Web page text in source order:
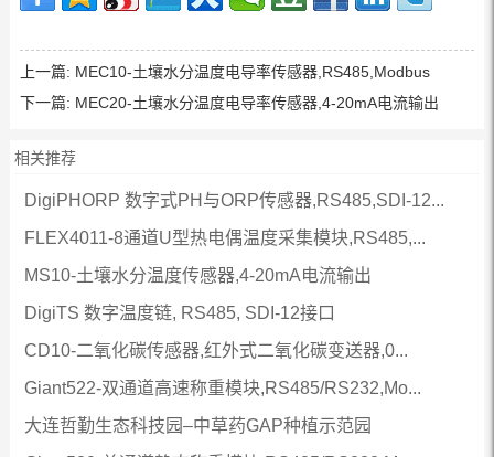
上一篇: MEC10-土壤水分温度电导率传感器,RS485,Modbus
下一篇: MEC20-土壤水分温度电导率传感器,4-20mA电流输出
相关推荐
DigiPHORP 数字式PH与ORP传感器,RS485,SDI-12...
FLEX4011-8通道U型热电偶温度采集模块,RS485,...
MS10-土壤水分温度传感器,4-20mA电流输出
DigiTS 数字温度链, RS485, SDI-12接口
CD10-二氧化碳传感器,红外式二氧化碳变送器,0...
Giant522-双通道高速称重模块,RS485/RS232,Mo...
大连哲勤生态科技园–中草药GAP种植示范园